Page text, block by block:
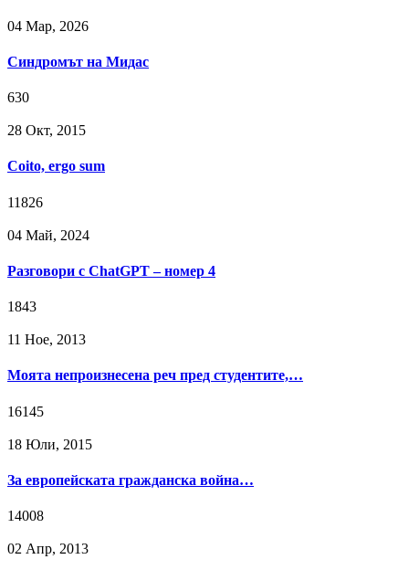
04 Мар, 2026
Синдромът на Мидас
630
28 Окт, 2015
Coito, ergo sum
11826
04 Май, 2024
Разговори с ChatGPT – номер 4
1843
11 Ное, 2013
Моята непроизнесена реч пред студентите,…
16145
18 Юли, 2015
За европейската гражданска война…
14008
02 Апр, 2013